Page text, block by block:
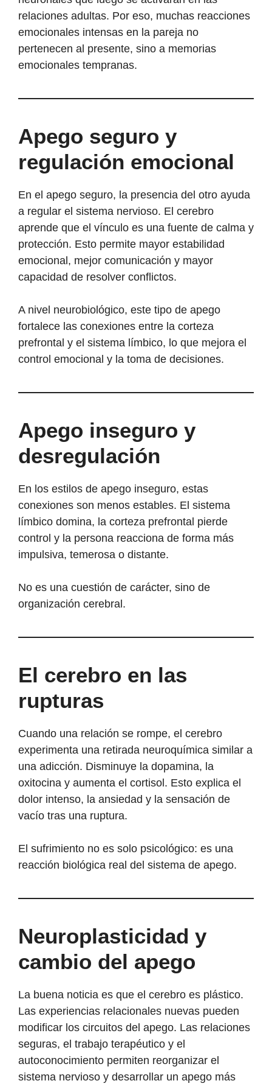
relaciones adultas. Por eso, muchas reacciones
emocionales intensas en la pareja no
pertenecen al presente, sino a memorias
emocionales tempranas.
Apego seguro y
regulación emocional
En el apego seguro, la presencia del otro ayuda
a regular el sistema nervioso. El cerebro
aprende que el vínculo es una fuente de calma y
protección. Esto permite mayor estabilidad
emocional, mejor comunicación y mayor
capacidad de resolver conflictos.
A nivel neurobiológico, este tipo de apego
fortalece las conexiones entre la corteza
prefrontal y el sistema límbico, lo que mejora el
control emocional y la toma de decisiones.
Apego inseguro y
desregulación
En los estilos de apego inseguro, estas
conexiones son menos estables. El sistema
límbico domina, la corteza prefrontal pierde
control y la persona reacciona de forma más
impulsiva, temerosa o distante.
No es una cuestión de carácter, sino de
organización cerebral.
El cerebro en las
rupturas
Cuando una relación se rompe, el cerebro
experimenta una retirada neuroquímica similar a
una adicción. Disminuye la dopamina, la
oxitocina y aumenta el cortisol. Esto explica el
dolor intenso, la ansiedad y la sensación de
vacío tras una ruptura.
El sufrimiento no es solo psicológico: es una
reacción biológica real del sistema de apego.
Neuroplasticidad y
cambio del apego
La buena noticia es que el cerebro es plástico.
Las experiencias relacionales nuevas pueden
modificar los circuitos del apego. Las relaciones
seguras, el trabajo terapéutico y el
autoconocimiento permiten reorganizar el
sistema nervioso y desarrollar un apego más